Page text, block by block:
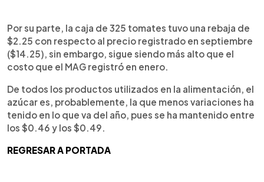
Por su parte, la caja de 325 tomates tuvo una rebaja de
$2.25 con respecto al precio registrado en septiembre
($14.25), sin embargo, sigue siendo más alto que el
costo que el MAG registró en enero.
De todos los productos utilizados en la alimentación, el
azúcar es, probablemente, la que menos variaciones ha
tenido en lo que va del año, pues se ha mantenido entre
los $0.46 y los $0.49.
REGRESAR A PORTADA